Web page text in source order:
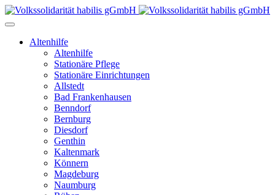
Altenhilfe
Altenhilfe
Stationäre Pflege
Stationäre Einrichtungen
Allstedt
Bad Frankenhausen
Benndorf
Bernburg
Diesdorf
Genthin
Kaltenmark
Könnern
Magdeburg
Naumburg